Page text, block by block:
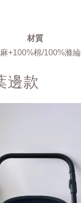
材質
+100%棉/100%滌綸
邊款